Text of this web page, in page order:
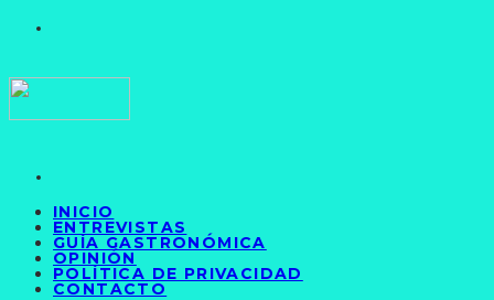
INICIO
ENTREVISTAS
GUÍA GASTRONÓMICA
OPINIÓN
POLÍTICA DE PRIVACIDAD
CONTACTO